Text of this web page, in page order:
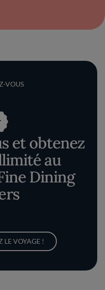
VOUS
et obtenez
au
Dining
LE VOYAGE !